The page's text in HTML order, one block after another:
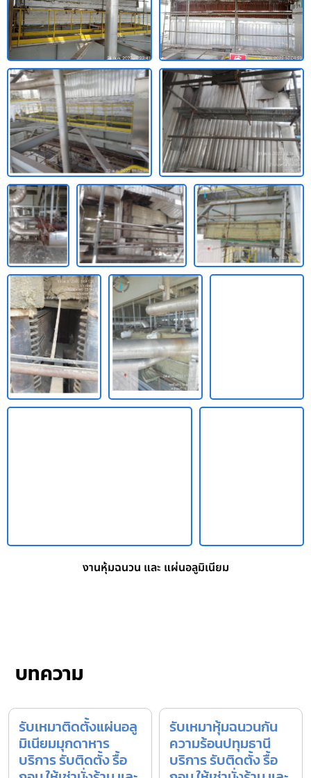
งานหุ้มฉนวน และ แผ่นอลูมิเนียม
บทความ
รับเหมาติดตั้งแผ่นอลู
มิเนียมมุกดาหาร
บริการ รับติดตั้ง รื้อ
รับเหมาหุ้มฉนวนกัน
ความร้อนปทุมธานี
บริการ รับติดตั้ง รื้อ